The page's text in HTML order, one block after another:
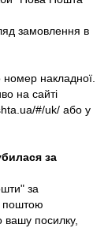
замовлення в
накладної.
на сайті
#/uk/ або у
за
за
поштою
посилку,